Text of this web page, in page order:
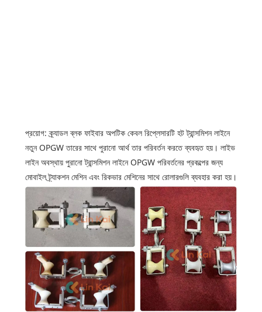
প্রয়োগ: ক্র্যাডল ব্লক ফাইবার অপটিক কেবল রিপ্লেসারটি হট ট্রান্সমিশন লাইনে
নতুন OPGW তারের সাথে পুরানো আর্থ তার পরিবর্তন করতে ব্যবহৃত হয়। লাইভ
লাইন অবস্থায় পুরানো ট্রান্সমিশন লাইনে OPGW পরিবর্তনের প্রকল্পের জন্য
মোবাইল ট্র্যাকশন মেশিন এবং রিকভার মেশিনের সাথে রোলারগুলি ব্যবহার করা হয়।